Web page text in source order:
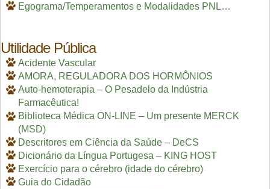
Egograma/Temperamentos e Modalidades PNL…
Utilidade Pública
Acidente Vascular
AMORA, REGULADORA DOS HORMÔNIOS
Auto-hemoterapia – O Pesadelo da Indústria
Farmacêutica!
Biblioteca Médica ON-LINE – Um presente MERCK
(MSD)
Descritores em Ciência da Saúde – DeCS
Dicionário da Língua Portugesa – KING HOST
Exercício para o cérebro (idade do cérebro)
Guia do Cidadão